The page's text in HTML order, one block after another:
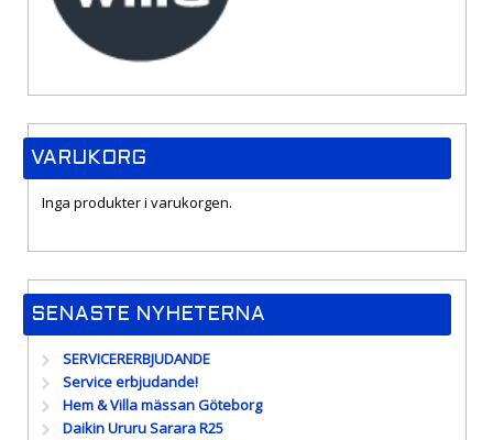
VARUKORG
Inga produkter i varukorgen.
SENASTE NYHETERNA
SERVICERERBJUDANDE
Service erbjudande!
Hem & Villa mässan Göteborg
Daikin Ururu Sarara R25